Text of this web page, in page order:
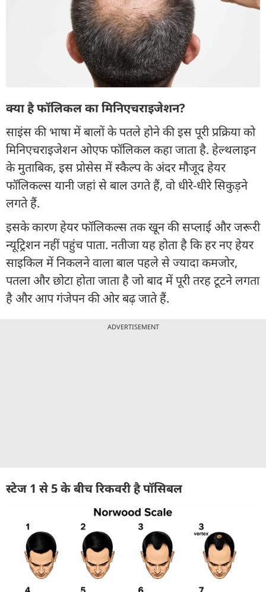
क्या है फॉलिकल का मिनिएचराइजेशन?
साइंस की भाषा में बालों के पतले होने की इस पूरी प्रक्रिया को
मिनिएचराइजेशन ओएफ फॉलिकल कहा जाता है. हेल्थलाइन
के मुताबिक, इस प्रोसेस में स्कैल्प के अंदर मौजूद हेयर
फॉलिकल्स यानी जहां से बाल उगते हैं, वो धीरे-धीरे सिकुड़ने
लगते हैं.
इसके कारण हेयर फॉलिकल्स तक खून की सप्लाई और जरूरी
न्यूट्रिशन नहीं पहुंच पाता. नतीजा यह होता है कि हर नए हेयर
साइकिल में निकलने वाला बाल पहले से ज्यादा कमजोर,
पतला और छोटा होता जाता है जो बाद में पूरी तरह टूटने लगता
है और आप गंजेपन की ओर बढ़ जाते हैं.
ADVERTISEMENT
स्टेज 1 से 5 के बीच रिकवरी है पॉसिबल